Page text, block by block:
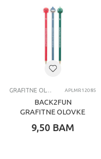
GRAFITNE OLOVKE APLMR12085
BACK2FUN
GRAFITNE OLOVKE
FRIENDS
9,50 BAM